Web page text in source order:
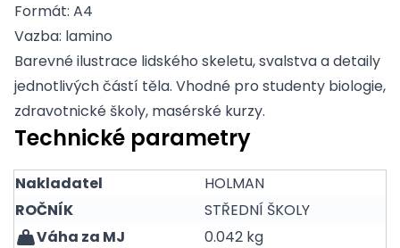
Formát: A4
Vazba: lamino
Barevné ilustrace lidského skeletu, svalstva a detaily
jednotlivých částí těla. Vhodné pro studenty biologie,
zdravotnické školy, masérské kurzy.
Technické parametry
Nakladatel
HOLMAN
ROČNÍK
STŘEDNÍ ŠKOLY
Váha za MJ
0.042 kg